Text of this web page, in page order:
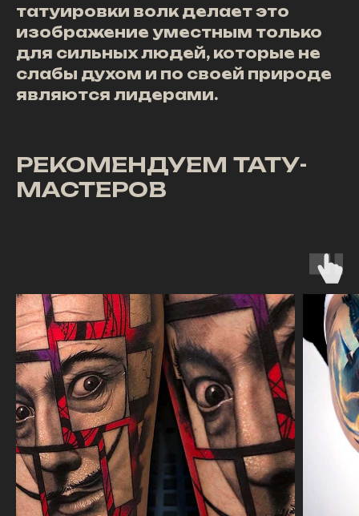
татуировки волк делает это
изображение уместным только
для сильных людей, которые не
слабы духом и по своей природе
являются лидерами.
РЕКОМЕНДУЕМ ТАТУ-
МАСТЕРОВ